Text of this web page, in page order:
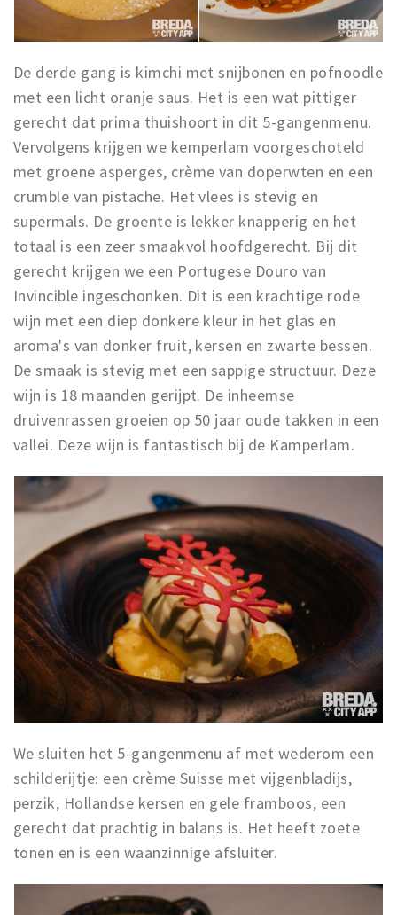
De derde gang is kimchi met snijbonen en pofnoodle
met een licht oranje saus. Het is een wat pittiger
gerecht dat prima thuishoort in dit 5-gangenmenu.
Vervolgens krijgen we kemperlam voorgeschoteld
met groene asperges, crème van doperwten en een
crumble van pistache. Het vlees is stevig en
supermals. De groente is lekker knapperig en het
totaal is een zeer smaakvol hoofdgerecht. Bij dit
gerecht krijgen we een Portugese Douro van
Invincible ingeschonken. Dit is een krachtige rode
wijn met een diep donkere kleur in het glas en
aroma's van donker fruit, kersen en zwarte bessen.
De smaak is stevig met een sappige structuur. Deze
wijn is 18 maanden gerijpt. De inheemse
druivenrassen groeien op 50 jaar oude takken in een
vallei. Deze wijn is fantastisch bij de Kamperlam.
We sluiten het 5-gangenmenu af met wederom een
schilderijtje: een crème Suisse met vijgenbladijs,
perzik, Hollandse kersen en gele framboos, een
gerecht dat prachtig in balans is. Het heeft zoete
tonen en is een waanzinnige afsluiter.